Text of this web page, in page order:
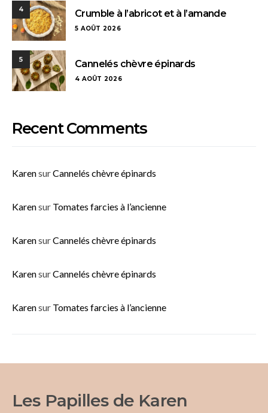
4 Crumble à l’abricot et à l’amande
5 AOÛT 2026
5 Cannelés chèvre épinards
4 AOÛT 2026
Recent Comments
KarensurCannelés chèvre épinards
Karensur Tomates farcies à l’ancienne
KarensurCannelés chèvre épinards
KarensurCannelés chèvre épinards
Karensur Tomates farcies à l’ancienne
Les Papilles de Karen